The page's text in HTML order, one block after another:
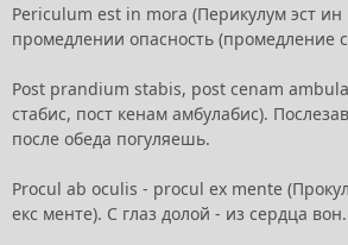
Periculum est in mora (Перикулум эст
промедлении опасность (промедление
Post prandium stabis, post cenam
стабис, пост кенам амбулабис).
после обеда погуляешь.
Procul ab oculis - procul ex mente
екс менте). С глаз долой - из сердца вон.